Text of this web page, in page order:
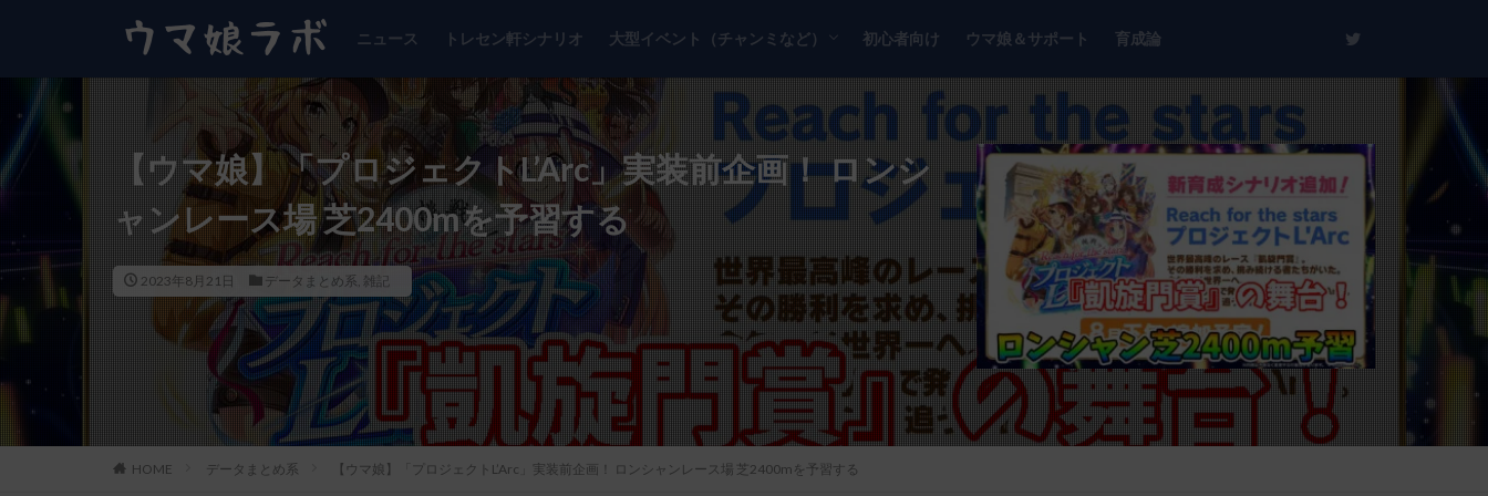
ニュース トレセン軒シナリオ 大型イベント（チャンミなど）
チャンピオンズミーティング
リーグオブヒーローズ
初心者向け ウマ娘＆サポート 育成論
【ウマ娘】「プロジェクトL’Arc」実装前企画！ ロンシ
ャンレース場 芝2400mを予習する
2023年8月21日 データまとめ系, 雑記
HOME データまとめ系 【ウマ娘】「プロジェクトL’Arc」実装前企画！ ロンシャンレース場 芝2400mを予習する